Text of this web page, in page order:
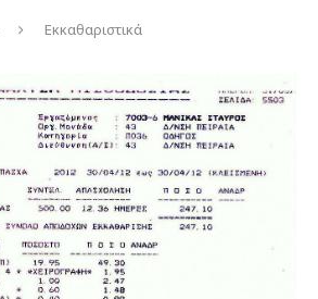
Εκκαθαριστικά